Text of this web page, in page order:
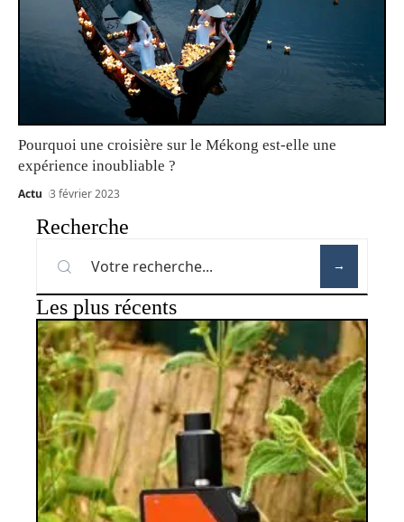
Pourquoi une croisière sur le Mékong est-elle une
expérience inoubliable ?
Actu 3 février 2023
Recherche
Les plus récents